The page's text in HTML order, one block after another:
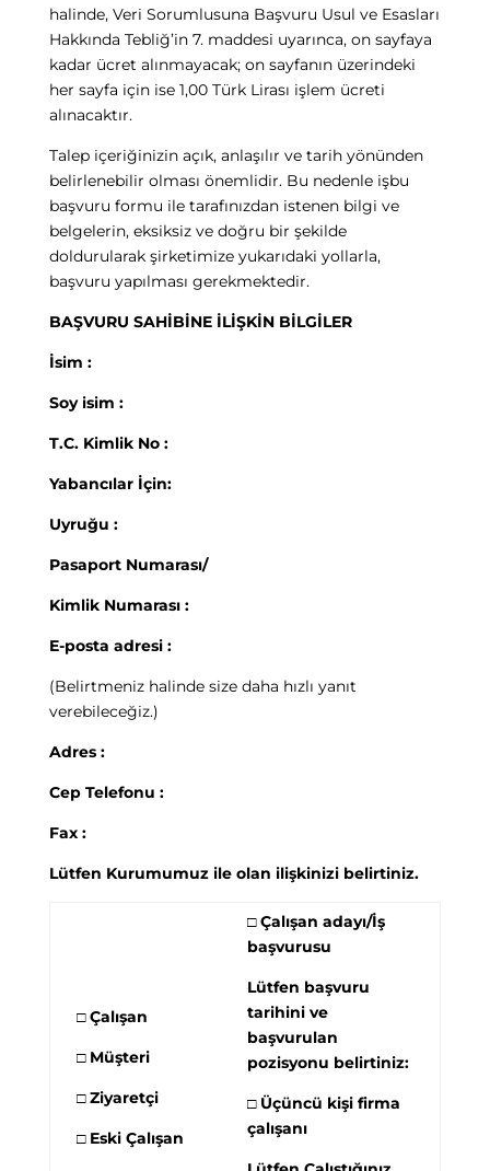
halinde, Veri Sorumlusuna Başvuru Usul ve Esasları
Hakkında Tebliğ’in 7. maddesi uyarınca, on sayfaya
kadar ücret alınmayacak; on sayfanın üzerindeki
her sayfa için ise 1,00 Türk Lirası işlem ücreti
alınacaktır.
Talep içeriğinizin açık, anlaşılır ve tarih yönünden
belirlenebilir olması önemlidir. Bu nedenle işbu
başvuru formu ile tarafınızdan istenen bilgi ve
belgelerin, eksiksiz ve doğru bir şekilde
doldurularak şirketimize yukarıdaki yollarla,
başvuru yapılması gerekmektedir.
BAŞVURU SAHİBİNE İLİŞKİN BİLGİLER
İsim :
Soy isim :
T.C. Kimlik No :
Yabancılar İçin:
Uyruğu :
Pasaport Numarası/
Kimlik Numarası :
E-posta adresi :
(Belirtmeniz halinde size daha hızlı yanıt
verebileceğiz.)
Adres :
Cep Telefonu :
Fax :
Lütfen Kurumumuz ile olan ilişkinizi belirtiniz.
□ Çalışan
□ Müşteri
□ Ziyaretçi
□ Eski Çalışan
□ Çalışan adayı/İş
başvurusu
Lütfen başvuru
tarihini ve
başvurulan
pozisyonu belirtiniz:
□ Üçüncü kişi firma
çalışanı